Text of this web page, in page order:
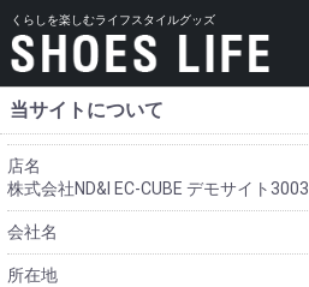
くらしを楽しむライフスタイルグッズ
当サイトについて
店名
株式会社ND&I EC-CUBE デモサイト3003
会社名
所在地